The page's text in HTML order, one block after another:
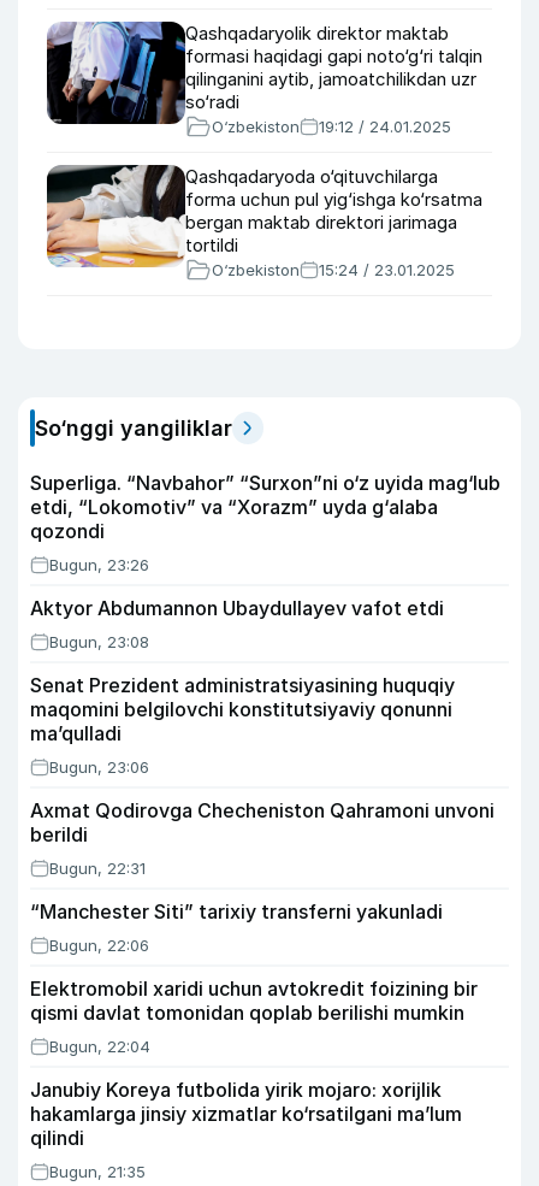
Qashqadaryolik direktor maktab
formasi haqidagi gapi noto‘g‘ri talqin
qilinganini aytib, jamoatchilikdan uzr
so‘radi
O‘zbekiston 19:12 / 24.01.2025
Qashqadaryoda o‘qituvchilarga
forma uchun pul yig‘ishga ko‘rsatma
bergan maktab direktori jarimaga
tortildi
O‘zbekiston 15:24 / 23.01.2025
So‘nggi yangiliklar
Superliga. “Navbahor” “Surxon”ni o‘z uyida mag‘lub
etdi, “Lokomotiv” va “Xorazm” uyda g‘alaba
qozondi
Bugun, 23:26
Aktyor Abdu­mannon Ubaydullayev vafot etdi
Bugun, 23:08
Senat Prezident administratsiyasining huquqiy
maqomini belgilovchi konstitutsiyaviy qonunni
ma’qulladi
Bugun, 23:06
Axmat Qodirovga Checheniston Qahramoni unvoni
berildi
Bugun, 22:31
“Manchester Siti” tarixiy transferni yakunladi
Bugun, 22:06
Elektromobil xaridi uchun avtokredit foizining bir
qismi davlat tomonidan qoplab berilishi mumkin
Bugun, 22:04
Janubiy Koreya futbolida yirik mojaro: xorijlik
hakamlarga jinsiy xizmatlar ko‘rsatilgani ma’lum
qilindi
Bugun, 21:35